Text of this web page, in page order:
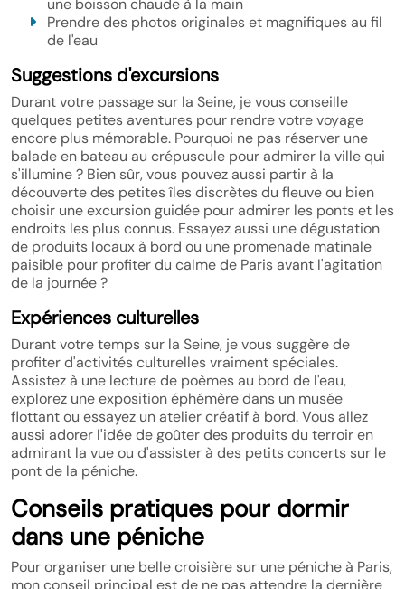
une boisson chaude à la main
Prendre des photos originales et magnifiques au fil
de l'eau
Suggestions d'excursions
Durant votre passage sur la Seine, je vous conseille
quelques petites aventures pour rendre votre voyage
encore plus mémorable. Pourquoi ne pas réserver une
balade en bateau au crépuscule pour admirer la ville qui
s'illumine ? Bien sûr, vous pouvez aussi partir à la
découverte des petites îles discrètes du fleuve ou bien
choisir une excursion guidée pour admirer les ponts et les
endroits les plus connus. Essayez aussi une dégustation
de produits locaux à bord ou une promenade matinale
paisible pour profiter du calme de Paris avant l'agitation
de la journée ?
Expériences culturelles
Durant votre temps sur la Seine, je vous suggère de
profiter d'activités culturelles vraiment spéciales.
Assistez à une lecture de poèmes au bord de l'eau,
explorez une exposition éphémère dans un musée
flottant ou essayez un atelier créatif à bord. Vous allez
aussi adorer l'idée de goûter des produits du terroir en
admirant la vue ou d'assister à des petits concerts sur le
pont de la péniche.
Conseils pratiques pour dormir
dans une péniche
Pour organiser une belle croisière sur une péniche à Paris,
mon conseil principal est de ne pas attendre la dernière